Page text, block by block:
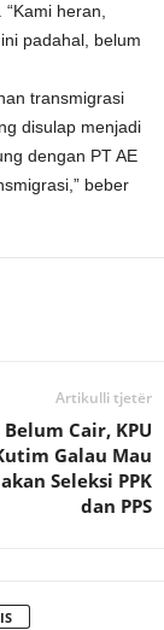
heran,
padahal, belum
transmigrasi
disulap menjadi
dengan PT AE
beber
Artikulli tjetër
Belum Cair, KPU
Galau Mau
Seleksi PPK
dan PPS